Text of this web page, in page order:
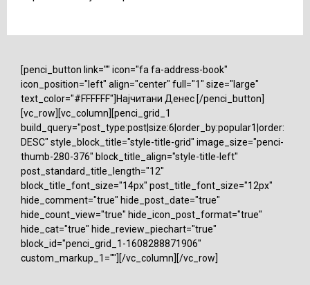
[penci_button link="" icon="fa fa-address-book"
icon_position="left" align="center" full="1" size="large"
text_color="#FFFFFF"]Најчитани Денес [/penci_button]
[vc_row][vc_column][penci_grid_1
build_query="post_type:post|size:6|order_by:popular1|order:
DESC" style_block_title="style-title-grid" image_size="penci-
thumb-280-376" block_title_align="style-title-left"
post_standard_title_length="12"
block_title_font_size="14px" post_title_font_size="12px"
hide_comment="true" hide_post_date="true"
hide_count_view="true" hide_icon_post_format="true"
hide_cat="true" hide_review_piechart="true"
block_id="penci_grid_1-1608288871906"
custom_markup_1=""][/vc_column][/vc_row]